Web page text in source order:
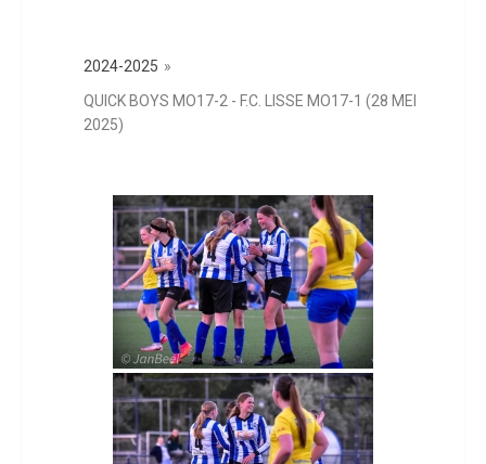
2024-2025 »
QUICK BOYS MO17-2 - F.C. LISSE MO17-1 (28 MEI
2025)